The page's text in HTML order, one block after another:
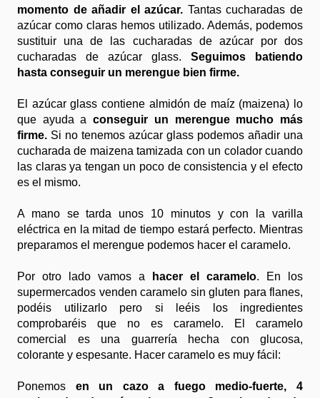
momento de añadir el azúcar. Tantas cucharadas de
azúcar como claras hemos utilizado. Además, podemos
sustituir una de las cucharadas de azúcar por dos
cucharadas de azúcar glass. Seguimos batiendo
hasta conseguir un merengue bien firme.
El azúcar glass contiene almidón de maíz (maizena) lo
que ayuda aconseguir un merengue mucho más
firme. Si no tenemos azúcar glass podemos añadir una
cucharada de maizena tamizada con un colador cuando
las claras ya tengan un poco de consistencia y el efecto
es el mismo.
A mano se tarda unos 10 minutos y con la varilla
eléctrica en la mitad de tiempo estará perfecto. Mientras
preparamos el merengue podemos hacer el caramelo.
Por otro lado vamos a hacer el caramelo. En los
supermercados venden caramelo sin gluten para flanes,
podéis utilizarlo pero si leéis los ingredientes
comprobaréis que no es caramelo. El caramelo
comercial es una guarrería hecha con glucosa,
colorante y espesante. Hacer caramelo es muy fácil:
Ponemos en un cazo a fuego medio-fuerte, 4